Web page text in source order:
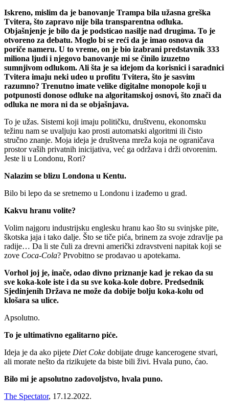
Iskreno, mislim da je banovanje Trampa bila užasna greška
Tvitera, što zapravo nije bila transparentna odluka.
Objašnjenje je bilo da je podsticao nasilje nad drugima. To je
otvoreno za debatu. Moglo bi se reći da je imao osnova da
poriče nameru. U to vreme, on je bio izabrani predstavnik 333
miliona ljudi i njegovo banovanje mi se činilo izuzetno
sumnjivom odlukom. Ali šta je sa idejom da korisnici i saradnici
Tvitera imaju neki udeo u profitu Tvitera, što je sasvim
razumno? Trenutno imate velike digitalne monopole koji u
potpunosti donose odluke na algoritamskoj osnovi, što znači da
odluka ne mora ni da se objašnjava.
To je užas. Sistemi koji imaju političku, društvenu, ekonomsku
težinu nam se uvaljuju kao prosti automatski algoritmi ili čisto
stručno znanje. Moja ideja je društvena mreža koja ne ograničava
prostor vaših privatnih inicijativa, već ga održava i drži otvorenim.
Jeste li u Londonu, Rori?
Nalazim se blizu Londona u Kentu.
Bilo bi lepo da se sretnemo u Londonu i izađemo u grad.
Kakvu hranu volite?
Volim najgoru industrijsku englesku hranu kao što su svinjske pite,
škotska jaja i tako dalje. Što se tiče pića, brinem za svoje zdravlje pa
radije… Da li ste čuli za drevni američki zdravstveni napitak koji se
zove Coca-Cola? Prvobitno se prodavao u apotekama.
Vorhol joj je, inače, odao divno priznanje kad je rekao da su
sve koka-kole iste i da su sve koka-kole dobre. Predsednik
Sjedinjenih Država ne može da dobije bolju koka-kolu od
klošara sa ulice.
Apsolutno.
To je ultimativno egalitarno piće.
Ideja je da ako pijete Diet Coke dobijate druge kancerogene stvari,
ali morate nešto da rizikujete da biste bili živi. Hvala puno, ćao.
Bilo mi je apsolutno zadovoljstvo, hvala puno.
The Spectator, 17.12.2022.